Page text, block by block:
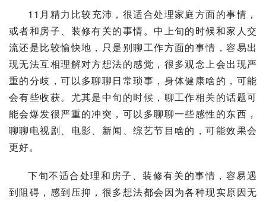
11月精力比较充沛，很适合处理家庭方面的事情，
或者和房子、装修有关的事情。中上旬的时候和家人交
流还是比较愉快地，只是别聊工作方面的事情，容易出
现无法互相理解对方想法的感觉，很多观念上会出现严
重的分歧，可以多聊聊日常琐事，身体健康啥的，可能
会有些收获。尤其是中旬的时候，聊工作相关的话题可
能会爆发很严重的冲突，可以多聊聊一些感性的东西，
聊聊电视剧、电影、新闻、综艺节目啥的，可能效果会
更好。
下旬不适合处理和房子、装修有关的事情，容易遇
到阻碍，感到压抑，很多想法都会因为各种现实原因无